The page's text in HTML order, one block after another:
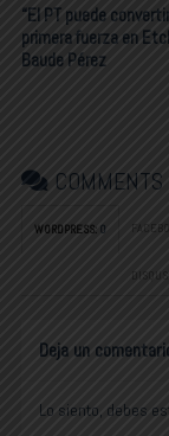
“El PT puede
primera fuerza en
Baude Pérez
COMMENTS
WORDPRESS: 0
DISQUS:
Deja un
Lo siento, debes